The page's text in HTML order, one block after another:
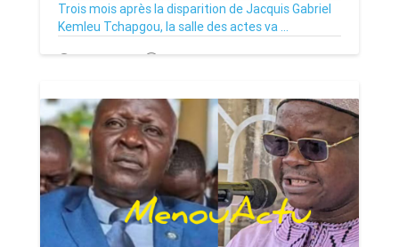
Trois mois après la disparition de Jacquis Gabriel
Kemleu Tchapgou, la salle des actes va ...
13/07/26 Par MenouActu 0